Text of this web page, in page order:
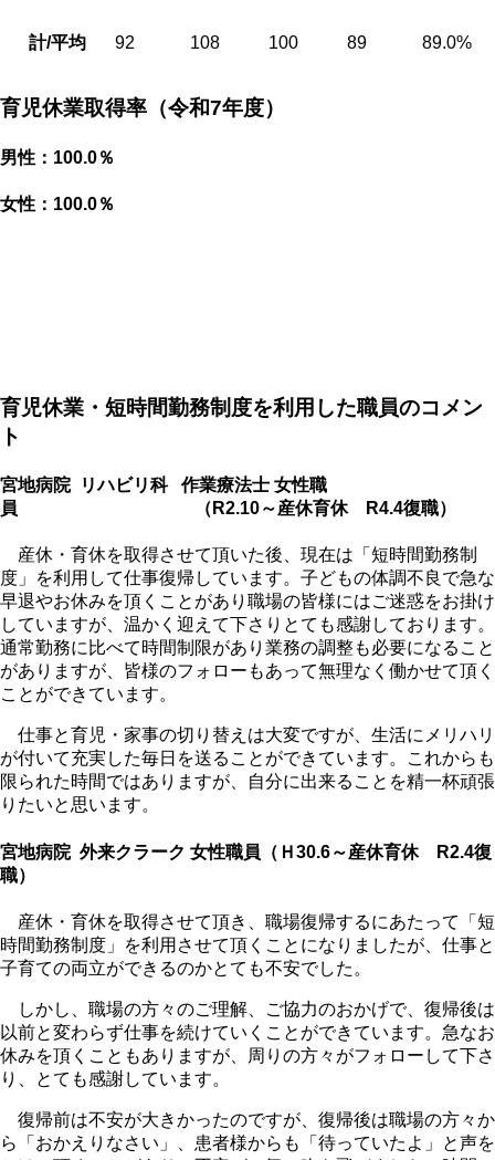
計/平均 92 108 100 89 89.0%
育児休業取得率（令和7年度）
男性：100.0％
女性：100.0％
育児休業・短時間勤務制度を利用した職員のコメン
ト
宮地病院 リハビリ科 作業療法士 女性職
員
（R2.10～産休育休 R4.4復職）
産休・育休を取得させて頂いた後、現在は「短時間勤務制
度」を利用して仕事復帰しています。子どもの体調不良で急な
早退やお休みを頂くことがあり職場の皆様にはご迷惑をお掛け
していますが、温かく迎えて下さりとても感謝しております。
通常勤務に比べて時間制限があり業務の調整も必要になること
がありますが、皆様のフォローもあって無理なく働かせて頂く
ことができています。
仕事と育児・家事の切り替えは大変ですが、生活にメリハリ
が付いて充実した毎日を送ることができています。これからも
限られた時間ではありますが、自分に出来ることを精一杯頑張
りたいと思います。
宮地病院 外来クラーク 女性職員 （Ｈ30.6～産休育休 R2.4復
職）
産休・育休を取得させて頂き、職場復帰するにあたって「短
時間勤務制度」を利用させて頂くことになりましたが、仕事と
子育ての両立ができるのかとても不安でした。
しかし、職場の方々のご理解、ご協力のおかげで、復帰後は
以前と変わらず仕事を続けていくことができています。急なお
休みを頂くこともありますが、周りの方々がフォローして下さ
り、とても感謝しています。
復帰前は不安が大きかったのですが、復帰後は職場の方々か
ら「おかえりなさい」、患者様からも「待っていたよ」と声を